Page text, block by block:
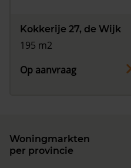
Kokkerije 27, de Wijk
195 m2
Op aanvraag
Woningmarkten
per provincie